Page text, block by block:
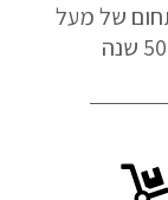
של מעל